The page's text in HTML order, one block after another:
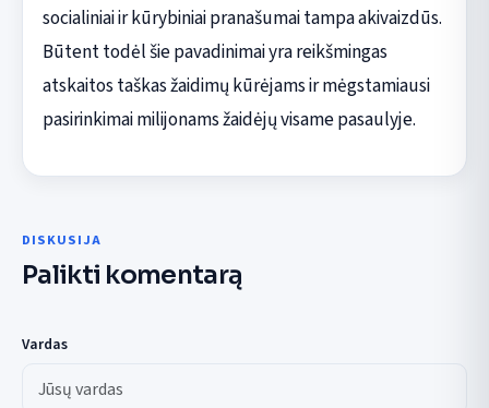
socialiniai ir kūrybiniai pranašumai tampa akivaizdūs.
Būtent todėl šie pavadinimai yra reikšmingas
atskaitos taškas žaidimų kūrėjams ir mėgstamiausi
pasirinkimai milijonams žaidėjų visame pasaulyje.
DISKUSIJA
Palikti komentarą
Vardas